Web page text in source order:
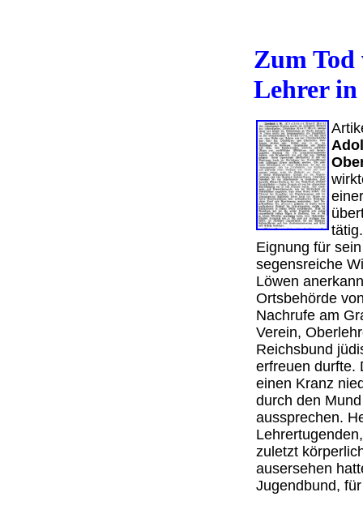
Zum
Lehrer in
Eignung für
segensreiche
Löwen
Ortsbehörde
Nachrufe am
Verein,
Reichsbund
erfreuen durfte.
einen Kranz
durch den
aussprechen.
zuletzt
ausersehen
Jugendbund,